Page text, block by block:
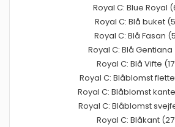
Royal C: Blue Royal
Royal C: Blå buket
Royal C: Blå Fasan
Royal C: Blå
Royal C: Blå Vifte
Royal C: Blåblomst
Royal C: Blåblomst
Royal C: Blåblomst
Royal C: Blåkant